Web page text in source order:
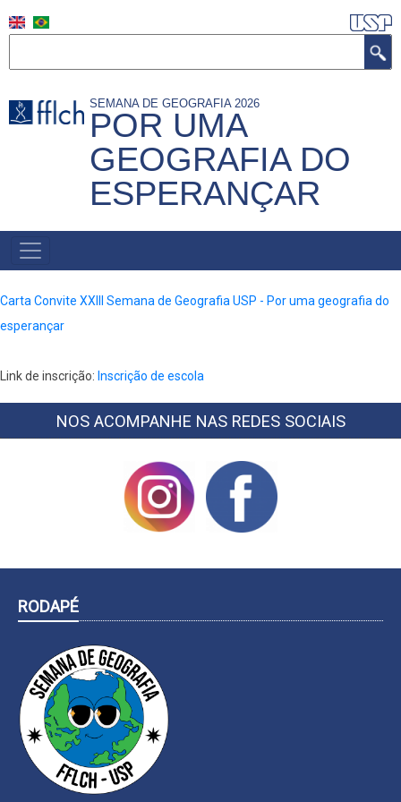
para
principal
SEMANA DE GEOGRAFIA 2026
POR UMA
GEOGRAFIA DO
ESPERANÇAR
NAVEGAÇÃO
PRINCIPAL
Carta Convite XXIII Semana de Geografia USP - Por uma geografia do
esperançar
Link de inscrição: Inscrição de escola
NOS ACOMPANHE NAS REDES SOCIAIS
RODAPÉ